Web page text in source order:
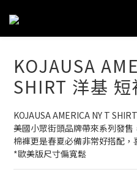
KOJAUSA
SHIRT 洋基
KOJAUSA AMERICA NY T
美國小眾街頭品牌帶來系列發
棉褲更是春夏必備非常好搭配，
*歐美版尺寸偏寬鬆